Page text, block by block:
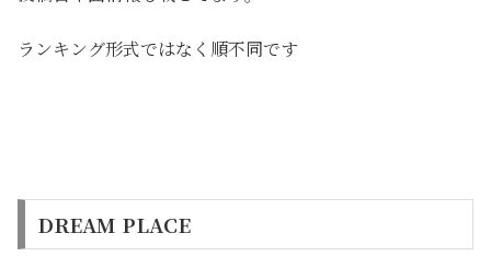
ランキング形式ではなく順不同です
DREAM PLACE